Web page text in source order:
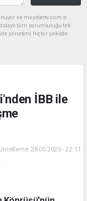
ve meydantv.com.tr
tüm sorumluluğu tek
yönetimi hiçbir şekilde
İBB ile
28.05.2025 - 22:11